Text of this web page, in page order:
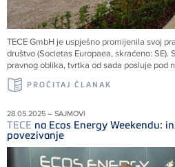
TECEGmbH je uspješno promijenila svoj
društvo (Societas Europaea, skraćeno:
pravnog oblika, tvrtka od sada posluje pod
PROČITAJ ČLANAK
28.05.2025 – SAJMOVI
TECE na Ecos Energy Weekendu:
povezivanje